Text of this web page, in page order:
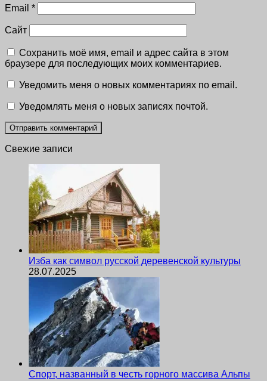
Email *
Сайт
Сохранить моё имя, email и адрес сайта в этом
браузере для последующих моих комментариев.
Уведомить меня о новых комментариях по email.
Уведомлять меня о новых записях почтой.
Свежие записи
Изба как символ русской деревенской культуры
28.07.2025
Спорт, названный в честь горного массива Альпы